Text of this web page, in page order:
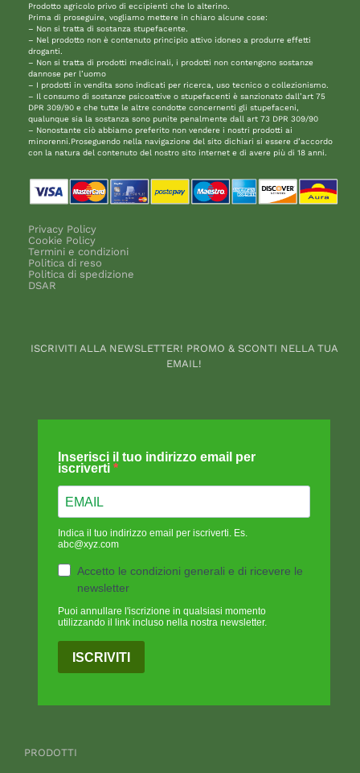
Prodotto agricolo privo di eccipienti che lo alterino.
Prima di proseguire, vogliamo mettere in chiaro alcune cose:
– Non si tratta di sostanza stupefacente.
– Nel prodotto non è contenuto principio attivo idoneo a produrre effetti
droganti.
– Non si tratta di prodotti medicinali, i prodotti non contengono sostanze
dannose per l’uomo
– I prodotti in vendita sono indicati per ricerca, uso tecnico o collezionismo.
– Il consumo di sostanze psicoattive o stupefacenti è sanzionato dall’art 75
DPR 309/90 e che tutte le altre condotte concernenti gli stupefaceni,
qualunque sia la sostanza sono punite penalmente dall art 73 DPR 309/90
– Nonostante ciò abbiamo preferito non vendere i nostri prodotti ai
minorenni.Proseguendo nella navigazione del sito dichiari si essere d’accordo
con la natura del contenuto del nostro sito internet e di avere più di 18 anni.
Privacy Policy
Cookie Policy
Termini e condizioni
Politica di reso
Politica di spedizione
DSAR
ISCRIVITI ALLA NEWSLETTER! PROMO & SCONTI NELLA TUA
EMAIL!
Inserisci il tuo indirizzo email per
iscriverti
Indica il tuo indirizzo email per iscriverti. Es.
abc@xyz.com
Accetto le condizioni generali e di ricevere le
newsletter
Puoi annullare l'iscrizione in qualsiasi momento
utilizzando il link incluso nella nostra newsletter.
ISCRIVITI
PRODOTTI